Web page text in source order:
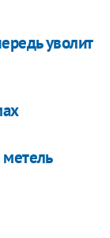
уволит
метель